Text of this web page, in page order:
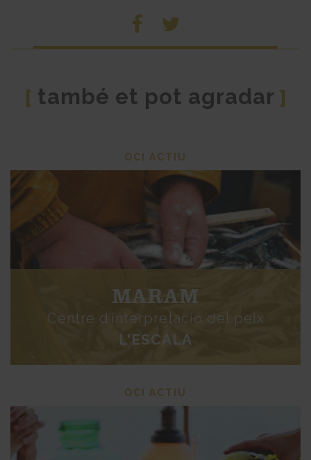
[ també et pot agradar ]
OCI ACTIU
MARAM
Centre d’interpretació del peix
L'ESCALA
OCI ACTIU